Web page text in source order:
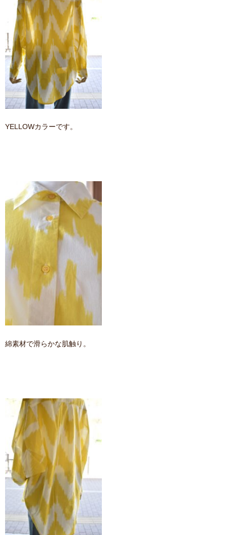
YELLOWカラーです。
綿素材で滑らかな肌触り。